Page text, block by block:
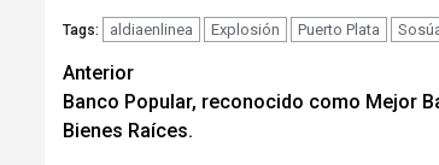
Tags: aldiaenlinea Explosión Puerto Plata
Navegación
de
Anterior
Banco Popular, reconocido como Mejor
Bienes Raíces.